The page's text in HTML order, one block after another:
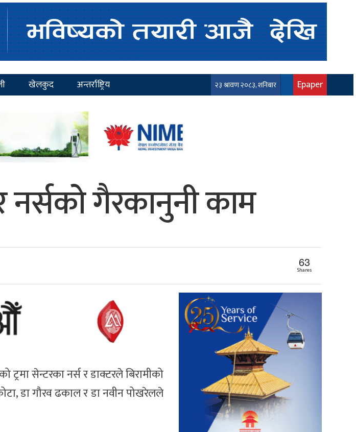
खेलकुद अन्तर्राष्ट्रिय २३ श्रावण २०८३, शनिबार Epaper
नर्सको गैरकानुनी काम
63
Shares
ट्रमा सेन्टरका नर्स र डाक्टरले बिरामीको
डा गौरव ढकाल र डा नवीन पोखरेलले